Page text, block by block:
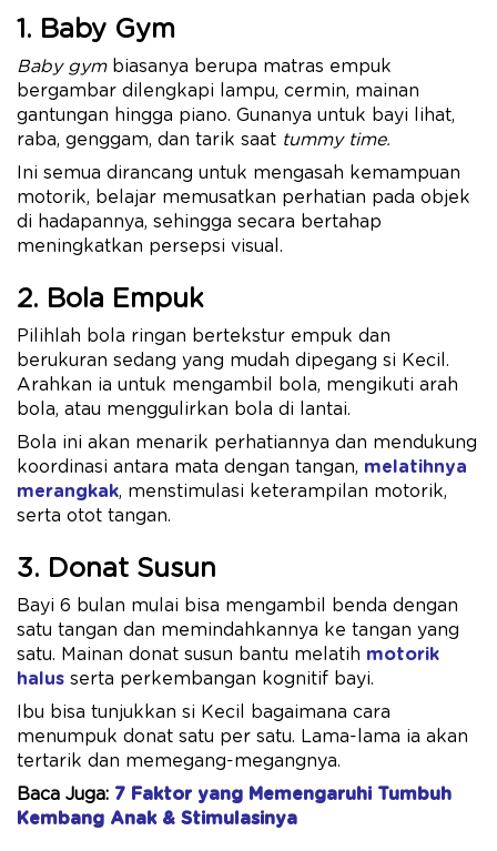
1. Baby Gym
Baby gymbiasanya berupa matras empuk
bergambar dilengkapi lampu, cermin, mainan
gantungan hingga piano. Gunanya untuk bayi lihat,
raba, genggam, dan tarik saat tummy time.
Ini semua dirancang untuk mengasah kemampuan
motorik, belajar memusatkan perhatian pada objek
di hadapannya, sehingga secara bertahap
meningkatkan persepsi visual.
2. Bola Empuk
Pilihlah bola ringan bertekstur empuk dan
berukuran sedang yang mudah dipegang si Kecil.
Arahkan ia untuk mengambil bola, mengikuti arah
bola, atau menggulirkan bola di lantai.
Bola ini akan menarik perhatiannya dan mendukung
koordinasi antara mata dengan tangan, melatihnya
merangkak, menstimulasi keterampilan motorik,
serta otot tangan.
3. Donat Susun
Bayi 6 bulan mulai bisa mengambil benda dengan
satu tangan dan memindahkannya ke tangan yang
satu. Mainan donat susun bantu melatih motorik
halus serta perkembangan kognitif bayi.
Ibu bisa tunjukkan si Kecil bagaimana cara
menumpuk donat satu per satu. Lama-lama ia akan
tertarik dan memegang-megangnya.
Baca Juga: 7 Faktor yang Memengaruhi Tumbuh
Kembang Anak & Stimulasinya